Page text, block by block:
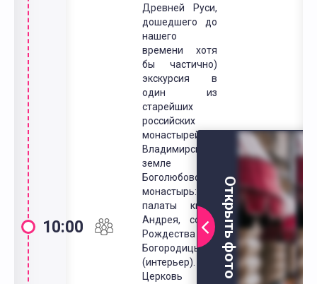
10:00
Древней Руси,
дошедшего до
нашего
времени хотя
бы частично)
экскурсия в
один из
старейших
российских
монастырей на
Владимирской
земле -
Боголюбовский
монастырь:
палаты князя
Андрея, собор
Рождества
Богородицы
(интерьер).
Церковь
Открыть фото